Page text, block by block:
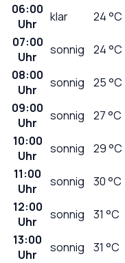
06:00
Uhr
klar 24°C
07:00
Uhr
sonnig 24°C
08:00
Uhr
sonnig 25°C
09:00
Uhr
sonnig 27°C
10:00
Uhr
sonnig 29°C
11:00
Uhr
sonnig 30°C
12:00
Uhr
sonnig 31 °C
13:00
Uhr
sonnig 31 °C